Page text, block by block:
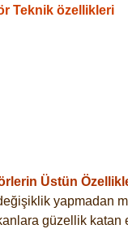
Teknik özellikleri
Üstün
yapmadan
güzellik katan